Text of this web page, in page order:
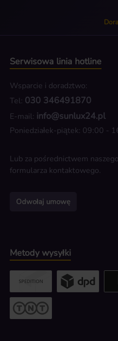
Serwisowa linia hotline
Wsparcie i doradztwo:
Tel: 030 346491870
E-mail: info@sunlux24.pl
Poniedziałek-piątek: 09:00 -
Lub za pośrednictwem naszego
formularza kontaktowego.
Odwołaj umowę
Metody wysyłki
Custom image 2